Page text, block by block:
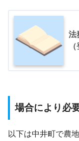
法
場合により必
以下は中井町で農